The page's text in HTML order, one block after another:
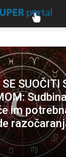
SUOČITI
im